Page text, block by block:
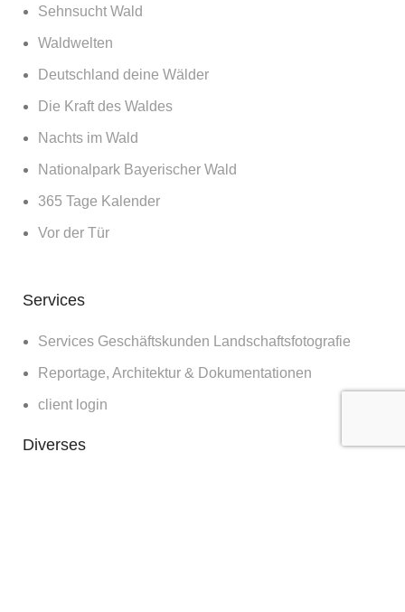
Sehnsucht Wald
Waldwelten
Deutschland deine Wälder
Die Kraft des Waldes
Nachts im Wald
Nationalpark Bayerischer Wald
365 Tage Kalender
Vor der Tür
Services
Services Geschäftskunden Landschaftsfotografie
Reportage, Architektur & Dokumentationen
client login
Diverses